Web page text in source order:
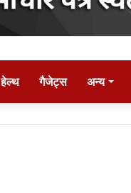
हेल्थ गैजेट्स अन्य